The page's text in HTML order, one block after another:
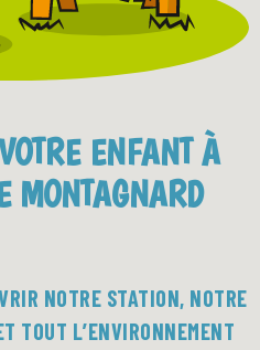
ENFANT À
MONTAGNARD
NOTRE STATION, NOTRE
TOUT L’ENVIRONNEMENT